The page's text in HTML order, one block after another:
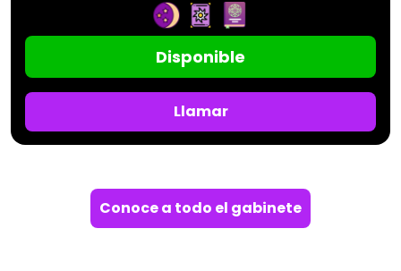
Disponible
Llamar
Conoce a todo el gabinete